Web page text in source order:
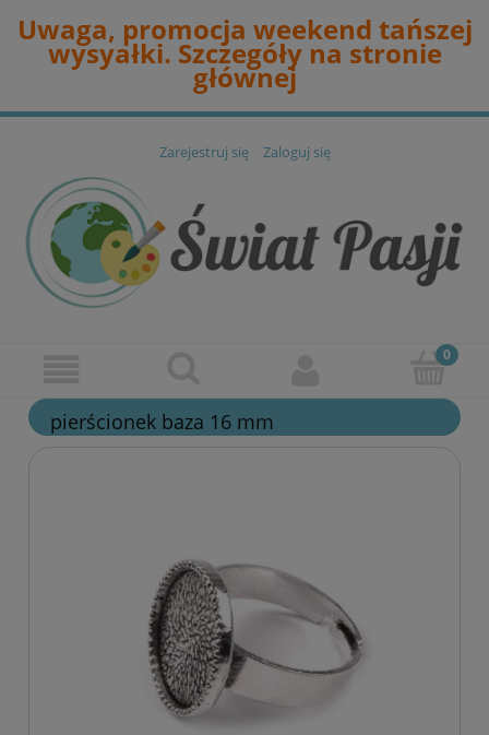
Uwaga, promocja weekend tańszej
wysyałki. Szczegóły na stronie
głównej
Zarejestruj się Zaloguj się
pierścionek baza 16 mm